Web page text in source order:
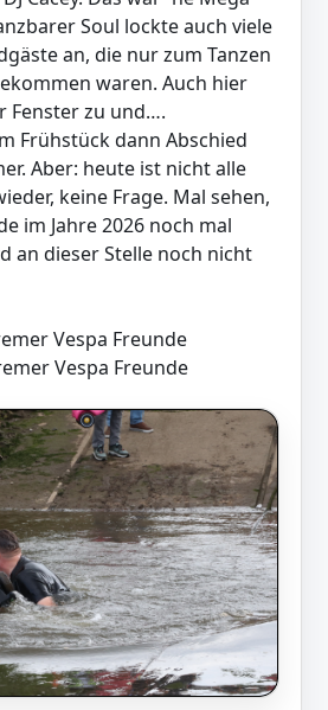
Soul lockte auch viele
an, die nur zum Tanzen
waren. Auch hier
Fenster zu und….
Frühstück dann Abschied
Aber: heute ist nicht alle
keine Frage. Mal sehen,
im Jahre 2026 noch mal
an dieser Stelle noch nicht
Vespa Freunde
Vespa Freunde